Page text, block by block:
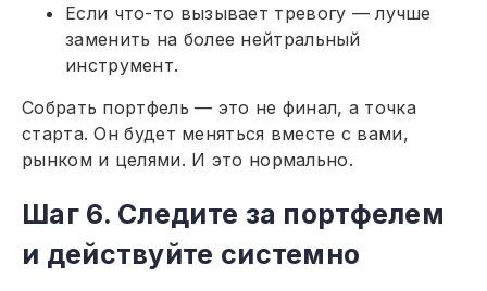
Если что-то вызывает тревогу — лучше
заменить на более нейтральный
инструмент.
Собрать портфель — это не финал, а точка
старта. Он будет меняться вместе с вами,
рынком и целями. И это нормально.
Шаг 6. Следите за портфелем
и действуйте системно